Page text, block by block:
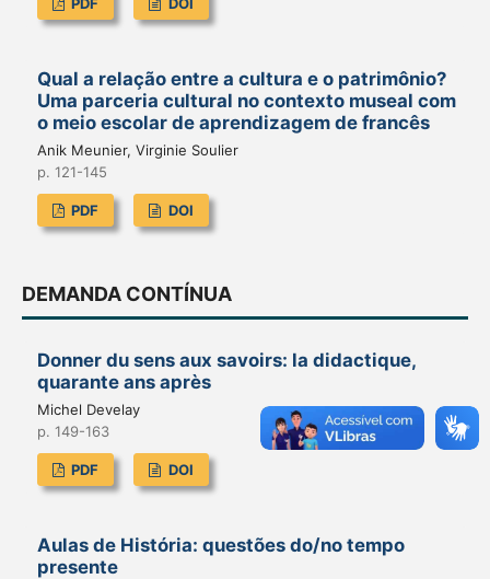
Qual a relação entre a cultura e o patrimônio?
Uma parceria cultural no contexto museal com
o meio escolar de aprendizagem de francês
Anik Meunier, Virginie Soulier
p. 121-145
PDF DOI
DEMANDA CONTÍNUA
Donner du sens aux savoirs: la didactique,
quarante ans après
Michel Develay
p. 149-163
PDF DOI
Aulas de História: questões do/no tempo
presente